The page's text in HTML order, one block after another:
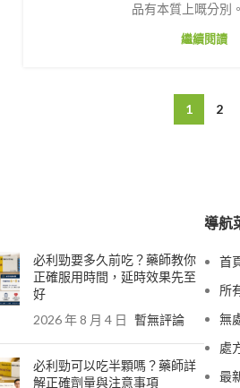
品有本質上嘅分別
繼續閱讀
1 2
必利勁要多久前吃？藥師教你
正確服用時間，延時效果先至
好
2026 年 8 月 4 日 暫無評論
必利勁可以吃半顆嗎？藥師詳
解正確劑量與注意事項
導航
首
所
無
處
最